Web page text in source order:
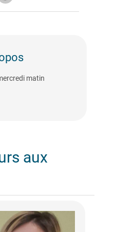
matin
aux